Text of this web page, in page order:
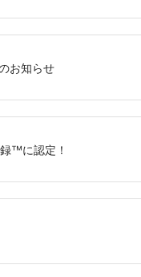
お知らせ
™に認定！